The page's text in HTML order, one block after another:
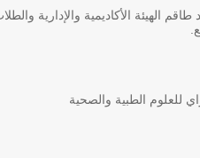
الهيئة الأكاديمية والإدارية
للعلوم الطبية والصحية